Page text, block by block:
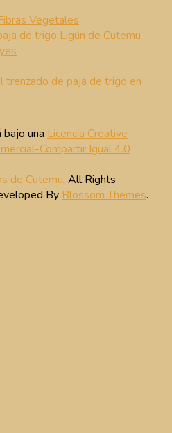
Vegetales
de trigo Ligún de Cutemu
trenzado de paja de trigo en
una Licencia Creative
Compartir Igual 4.0
de Cutemu. All Rights
By Blossom Themes.